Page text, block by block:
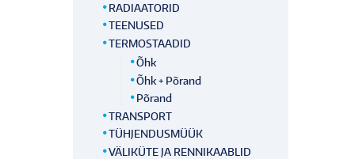
RADIAATORID
TEENUSED
TERMOSTAADID
Õhk
Õhk + Põrand
Põrand
TRANSPORT
TÜHJENDUSMÜÜK
VÄLIKÜTE JA RENNIKAABLID